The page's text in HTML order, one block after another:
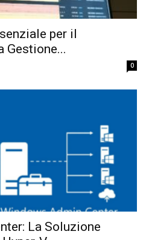
per il
Gestione...
0
La Soluzione